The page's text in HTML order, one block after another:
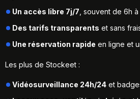
Un accès libre 7j/7 , souvent de 6h à
Des tarifs transparents et sans
Une réservation rapide en ligne et
Les plus de Stockeet :
Vidéosurveillance 24h/24 et